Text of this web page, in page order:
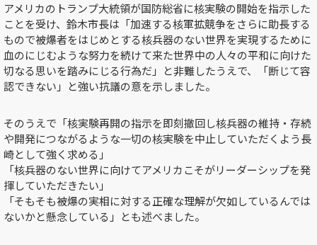
アメリカのトランプ大統領が国防総省に核実験の開始を指示した
ことを受け、鈴木市長は「加速する核軍拡競争をさらに助長する
もので被爆者をはじめとする核兵器のない世界を実現するために
血のにじむような努力を続けて来た世界中の人々の平和に向けた
切なる思いを踏みにじる行為だ」と非難したうえで、「断じて容
認できない」と強い抗議の意を示しました。
そのうえで「核実験再開の指示を即刻撤回し核兵器の維持・存続
や開発につながるような一切の核実験を中止していただくよう長
崎として強く求める」
「核兵器のない世界に向けてアメリカこそがリーダーシップを発
揮していただきたい」
「そもそも被爆の実相に対する正確な理解が欠如しているんでは
ないかと懸念している」とも述べました。